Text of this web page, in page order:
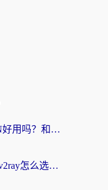
海外党必看：快帆TV版VPN好用吗？和快游VPN对比哪个回国效果更好？附实用避坑指南
海外党无忧指南：国内节点v2ray怎么选？一键回国VPN+多场景实测帮你避坑